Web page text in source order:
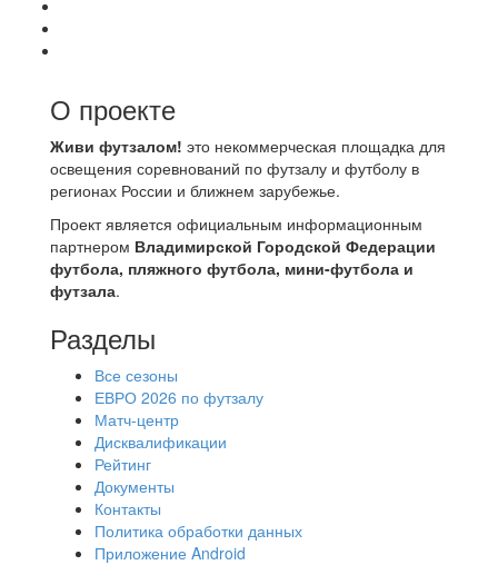
О проекте
Живи футзалом! это некоммерческая площадка для
освещения соревнований по футзалу и футболу в
регионах России и ближнем зарубежье.
Проект является официальным информационным
партнером Владимирской Городской Федерации
футбола, пляжного футбола, мини-футбола и
футзала.
Разделы
Все сезоны
ЕВРО 2026 по футзалу
Матч-центр
Дисквалификации
Рейтинг
Документы
Контакты
Политика обработки данных
Приложение Android